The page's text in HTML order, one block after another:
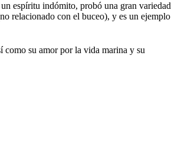
espíritu indómito, probó una gran variedad
relacionado con el buceo), y es un ejemplo
como su amor por la vida marina y su